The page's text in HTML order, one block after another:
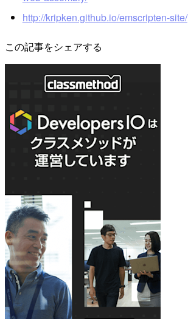
http://kripken.github.io/emscripten-site/
この記事をシェアする